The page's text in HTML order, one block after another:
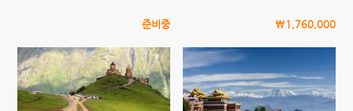
준비중 \1,760,000